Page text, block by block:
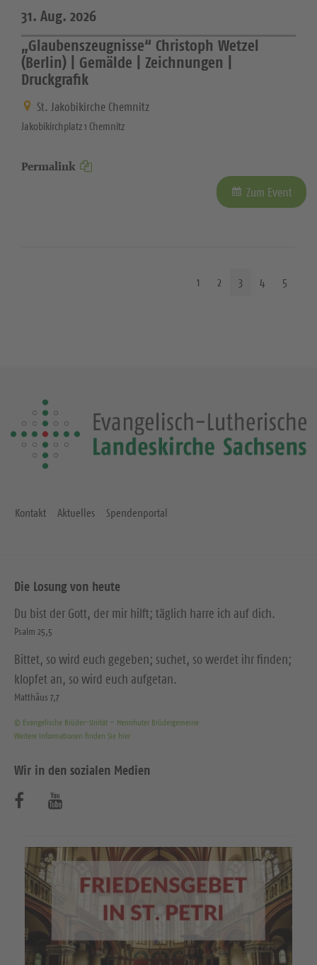
31. Aug. 2026
„Glaubenszeugnisse“ Christoph Wetzel
(Berlin) | Gemälde | Zeichnungen |
Druckgrafik
St. Jakobikirche Chemnitz
Jakobikirchplatz 1 Chemnitz
Permalink
Zum Event
1 2 3 4 5
Kontakt Aktuelles Spendenportal
Die Losung von heute
Du bist der Gott, der mir hilft; täglich harre ich auf dich.
Psalm 25,5
Bittet, so wird euch gegeben; suchet, so werdet ihr finden;
klopfet an, so wird euch aufgetan.
Matthäus 7,7
© Evangelische Brüder-Unität – Herrnhuter Brüdergemeine
Weitere Informationen finden Sie hier
Wir in den sozialen Medien
s
u
c
h
s